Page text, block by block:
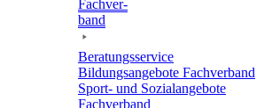
Fach­ver­
band
Bera­tungs­ser­vice
Bildungs­an­ge­bote Fachverband
Sport- und Sozi­al­an­ge­bote
Fachverband